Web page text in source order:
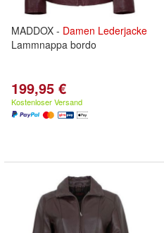
MADDOX - Damen Lederjacke
Lammnappa bordo
199,95 €
Kostenloser Versand